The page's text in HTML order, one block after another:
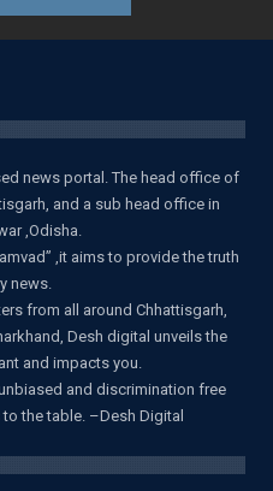
news portal. The head office of
and a sub head office in
,Odisha.
,it aims to provide the truth
news.
from all around Chhattisgarh,
Desh digital unveils the
and impacts you.
and discrimination free
the table. –Desh Digital